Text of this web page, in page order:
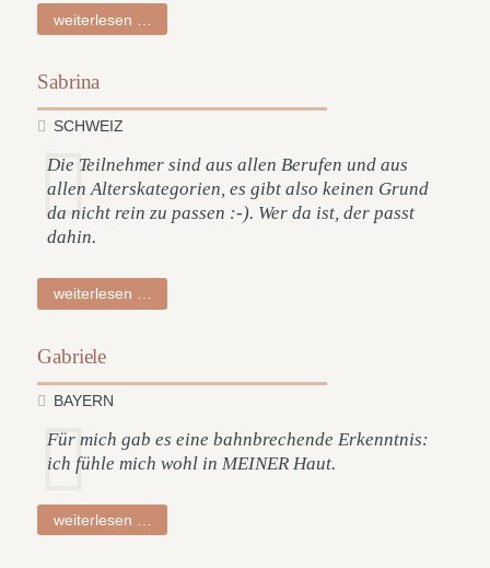
weiterlesen …
Sabrina
SCHWEIZ
Die Teilnehmer sind aus allen Berufen und aus
allen Alterskategorien, es gibt also keinen Grund
da nicht rein zu passen :-). Wer da ist, der passt
dahin.
weiterlesen …
Gabriele
BAYERN
Für mich gab es eine bahnbrechende Erkenntnis:
ich fühle mich wohl in MEINER Haut.
weiterlesen …